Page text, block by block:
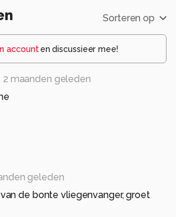
Sorteren op
account en discussieer mee!
2 maanden geleden
geleden
de bonte vliegenvanger, groet